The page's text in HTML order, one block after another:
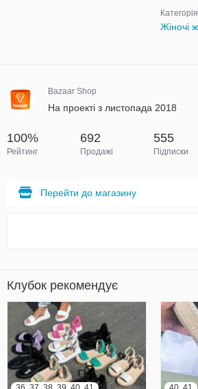
Категорія
Жіночі
Bazaar Shop
На проекті з листопада 2018
100%
Рейтинг
692
Продажі
555
Підписки
Перейти до магазину
Клубок рекомендує